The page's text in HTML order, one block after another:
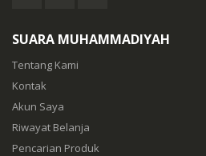
SUARA MUHAMMADIYAH
Tentang Kami
Kontak
Akun Saya
Riwayat Belanja
Pencarian Produk